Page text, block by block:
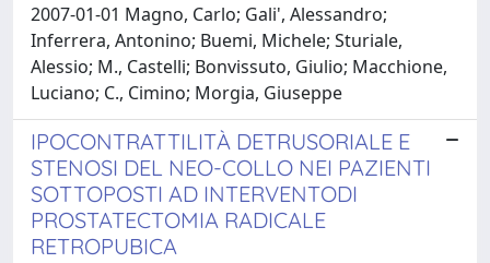
2007-01-01 Magno, Carlo; Gali', Alessandro;
Inferrera, Antonino; Buemi, Michele; Sturiale,
Alessio; M., Castelli; Bonvissuto, Giulio; Macchione,
Luciano; C., Cimino; Morgia, Giuseppe
IPOCONTRATTILITÀ DETRUSORIALE E
STENOSI DEL NEO-COLLO NEI PAZIENTI
SOTTOPOSTI AD INTERVENTODI
PROSTATECTOMIA RADICALE
RETROPUBICA